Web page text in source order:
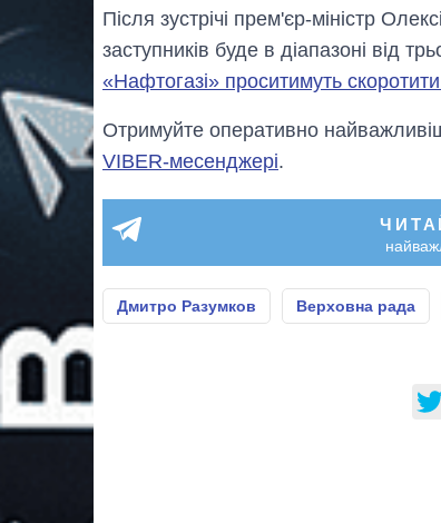
Після зустрічі прем'єр-міністр
заступників буде в діапазоні від
«Нафтогазі» проситимуть
Отримуйте оперативно
VIBER-месенджері.
Дмитро Разумков Верховна рада